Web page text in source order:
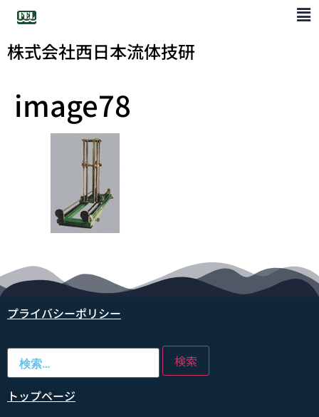
株式会社西日本流体技研
image78
プライバシーポリシー
トップページ